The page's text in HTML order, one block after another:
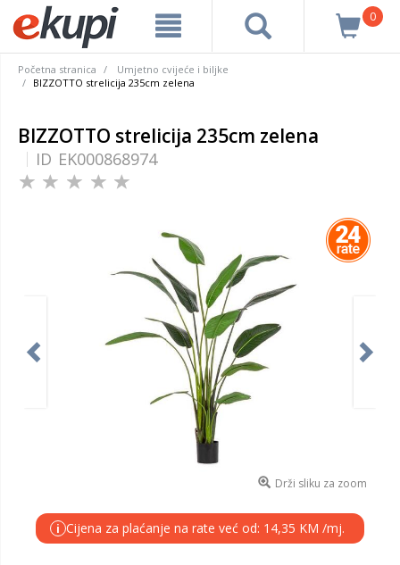
0
Početna stranica
Umjetno cvijeće i biljke
BIZZOTTO strelicija 235cm zelena
BIZZOTTO strelicija 235cm zelena
ID EK000868974
Drži sliku za zoom
i Cijena za plaćanje na rate već od: 14,35 KM /mj.